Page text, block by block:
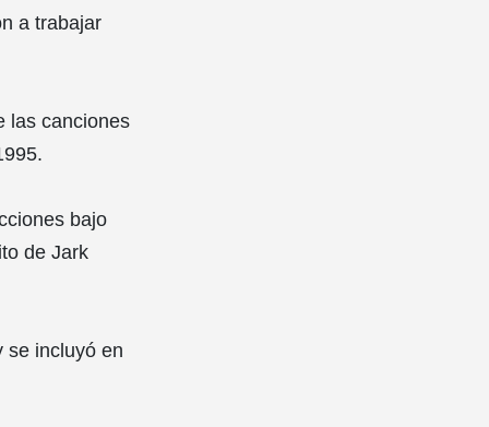
a trabajar
las canciones
bajo
de Jark
se incluyó en